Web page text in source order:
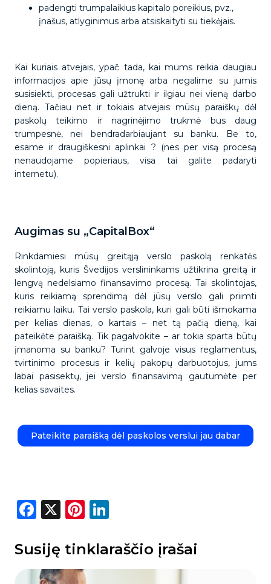
padengti trumpalaikius kapitalo poreikius, pvz.,
įnašus, atlyginimus arba atsiskaityti su tiekėjais.
Kai kuriais atvejais, ypač tada, kai mums reikia daugiau
informacijos apie jūsų įmonę arba negalime su jumis
susisiekti, procesas gali užtrukti ir ilgiau nei vieną darbo
dieną. Tačiau net ir tokiais atvejais mūsų paraiškų dėl
paskolų teikimo ir nagrinėjimo trukmė bus daug
trumpesnė, nei bendradarbiaujant su banku. Be to,
esame ir draugiškesni aplinkai ? (nes per visą procesą
nenaudojame popieriaus, visa tai galite padaryti
internetu).
Augimas su „CapitalBox“
Rinkdamiesi mūsų greitąją verslo paskolą renkatės
skolintoją, kuris Švedijos verslininkams užtikrina greitą ir
lengvą nedelsiamo finansavimo procesą. Tai skolintojas,
kuris reikiamą sprendimą dėl jūsų verslo gali priimti
reikiamu laiku. Tai verslo paskola, kuri gali būti išmokama
per kelias dienas, o kartais – net tą pačią dieną, kai
pateikėte paraišką. Tik pagalvokite – ar tokia sparta būtų
įmanoma su banku? Turint galvoje visus reglamentus,
tvirtinimo procesus ir kelių pakopų darbuotojus, jums
labai pasisektų, jei verslo finansavimą gautumėte per
kelias savaites.
Pateikite paraišką dėl paskolos verslui jau dabar
Facebook
X Pinterest
Susiję tinklaraščio įrašai